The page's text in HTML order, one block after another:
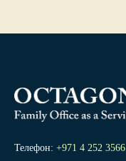
Телефон: +971 4 252 3566